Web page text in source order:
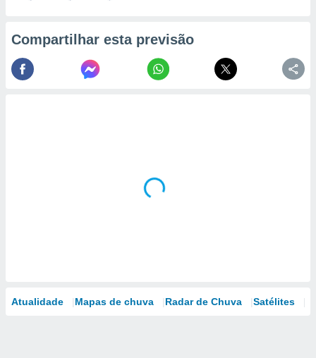
Compartilhar esta previsão
Atualidade Mapas de chuva Radar de Chuva Satélites